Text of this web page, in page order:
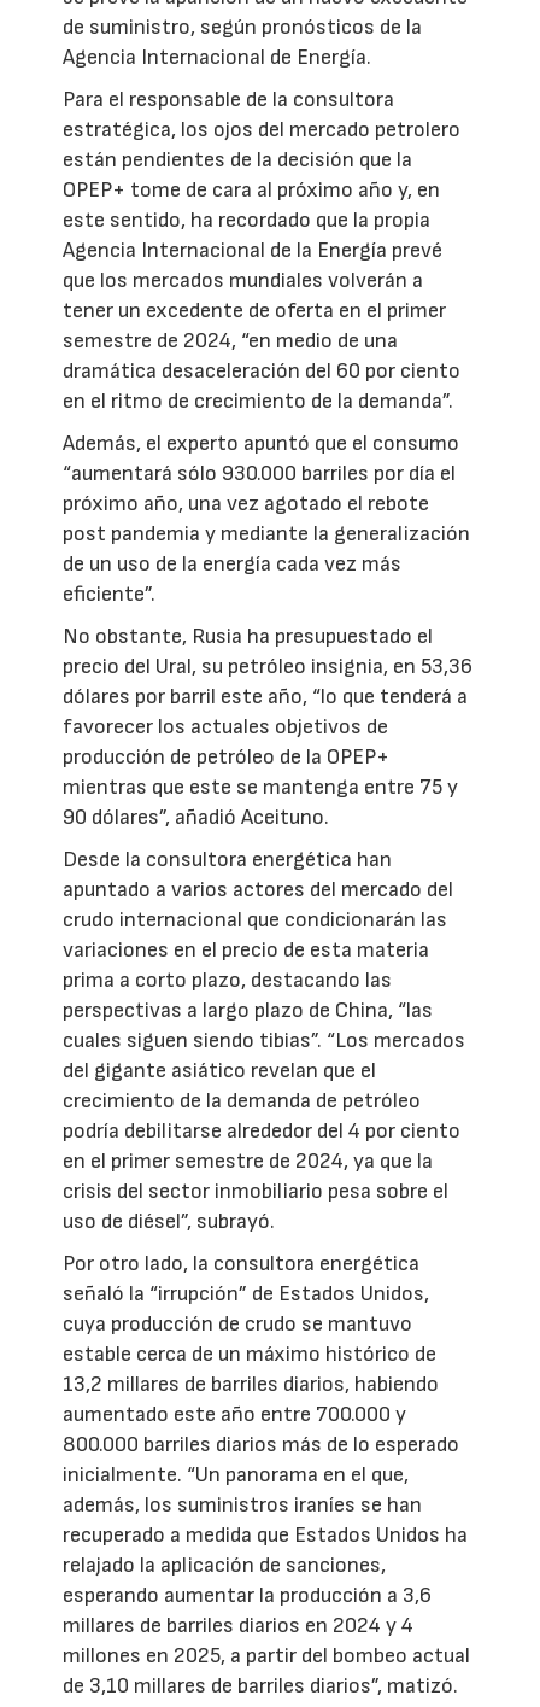
de suministro, según pronósticos de la
Agencia Internacional de Energía.
Para el responsable de la consultora
estratégica, los ojos del mercado petrolero
están pendientes de la decisión que la
OPEP+ tome de cara al próximo año y, en
este sentido, ha recordado que la propia
Agencia Internacional de la Energía prevé
que los mercados mundiales volverán a
tener un excedente de oferta en el primer
semestre de 2024, “en medio de una
dramática desaceleración del 60 por ciento
en el ritmo de crecimiento de la demanda”.
Además, el experto apuntó que el consumo
“aumentará sólo 930.000 barriles por día el
próximo año, una vez agotado el rebote
post pandemia y mediante la generalización
de un uso de la energía cada vez más
eficiente”.
No obstante, Rusia ha presupuestado el
precio del Ural, su petróleo insignia, en 53,36
dólares por barril este año, “lo que tenderá a
favorecer los actuales objetivos de
producción de petróleo de la OPEP+
mientras que este se mantenga entre 75 y
90 dólares”, añadió Aceituno.
Desde la consultora energética han
apuntado a varios actores del mercado del
crudo internacional que condicionarán las
variaciones en el precio de esta materia
prima a corto plazo, destacando las
perspectivas a largo plazo de China, “las
cuales siguen siendo tibias”. “Los mercados
del gigante asiático revelan que el
crecimiento de la demanda de petróleo
podría debilitarse alrededor del 4 por ciento
en el primer semestre de 2024, ya que la
crisis del sector inmobiliario pesa sobre el
uso de diésel”, subrayó.
Por otro lado, la consultora energética
señaló la “irrupción” de Estados Unidos,
cuya producción de crudo se mantuvo
estable cerca de un máximo histórico de
13,2 millares de barriles diarios, habiendo
aumentado este año entre 700.000 y
800.000 barriles diarios más de lo esperado
inicialmente. “Un panorama en el que,
además, los suministros iraníes se han
recuperado a medida que Estados Unidos ha
relajado la aplicación de sanciones,
esperando aumentar la producción a 3,6
millares de barriles diarios en 2024 y 4
millones en 2025, a partir del bombeo actual
de 3,10 millares de barriles diarios”, matizó.